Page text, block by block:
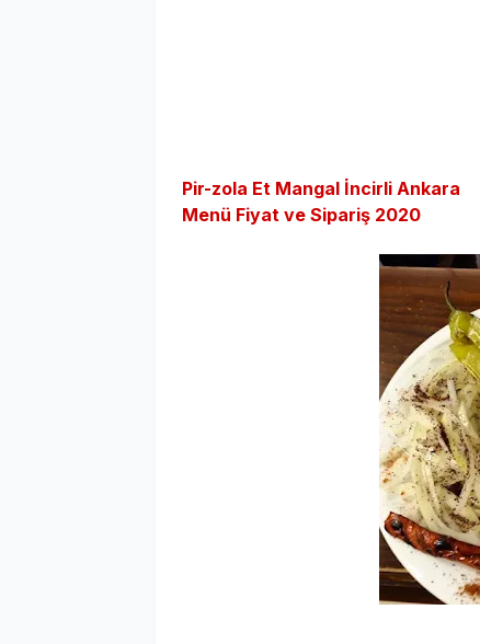
Pir-zola Et Mangal İncirli Ankara
Menü Fiyat ve Sipariş 2020